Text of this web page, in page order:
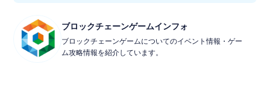
ブロックチェーンゲームインフォ
ブロックチェーンゲームについてのイベント情報・ゲー
ム攻略情報を紹介しています。